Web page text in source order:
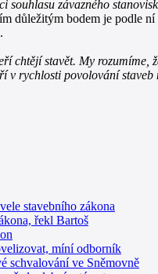
souhlasu závazného
důležitým bodem je podle
chtějí stavět. My
rychlosti povolování
stavebního zákona
řekl Bartoš
míní odborník
schvalování ve Sněmovně